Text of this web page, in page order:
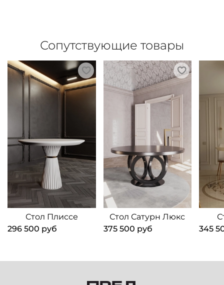
Сопутствующие товары
Стол Плиссе
296 500 руб
Стол Сатурн Люкс
375 500 руб
345